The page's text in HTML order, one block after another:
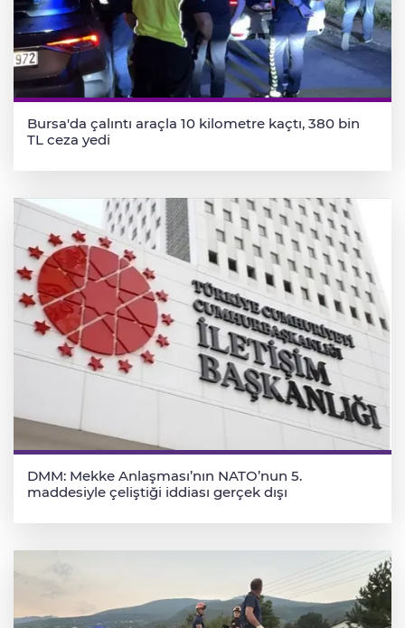
Bursa'da çalıntı araçla 10 kilometre kaçtı, 380 bin
TL ceza yedi
DMM: Mekke Anlaşması’nın NATO’nun 5.
maddesiyle çeliştiği iddiası gerçek dışı